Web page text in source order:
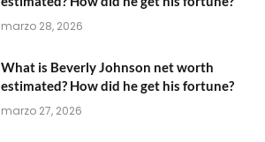
marzo 28, 2026
What is Beverly Johnson net worth
estimated? How did he get his fortune?
marzo 27, 2026